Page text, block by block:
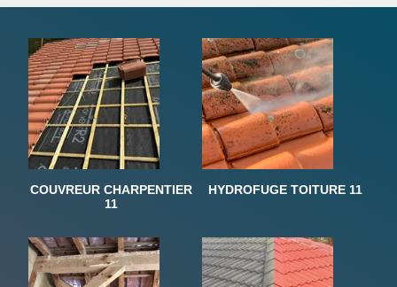
COUVREUR CHARPENTIER
11
HYDROFUGE TOITURE 11